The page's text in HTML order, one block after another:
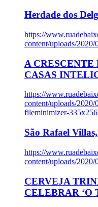
Herdade dos
https://
content/uploads/
A
CASAS
https://
content/uploads/
fileminimizer-
São Rafael
https://
content/uploads/
CERVEJA
CELEBRAR ‘O